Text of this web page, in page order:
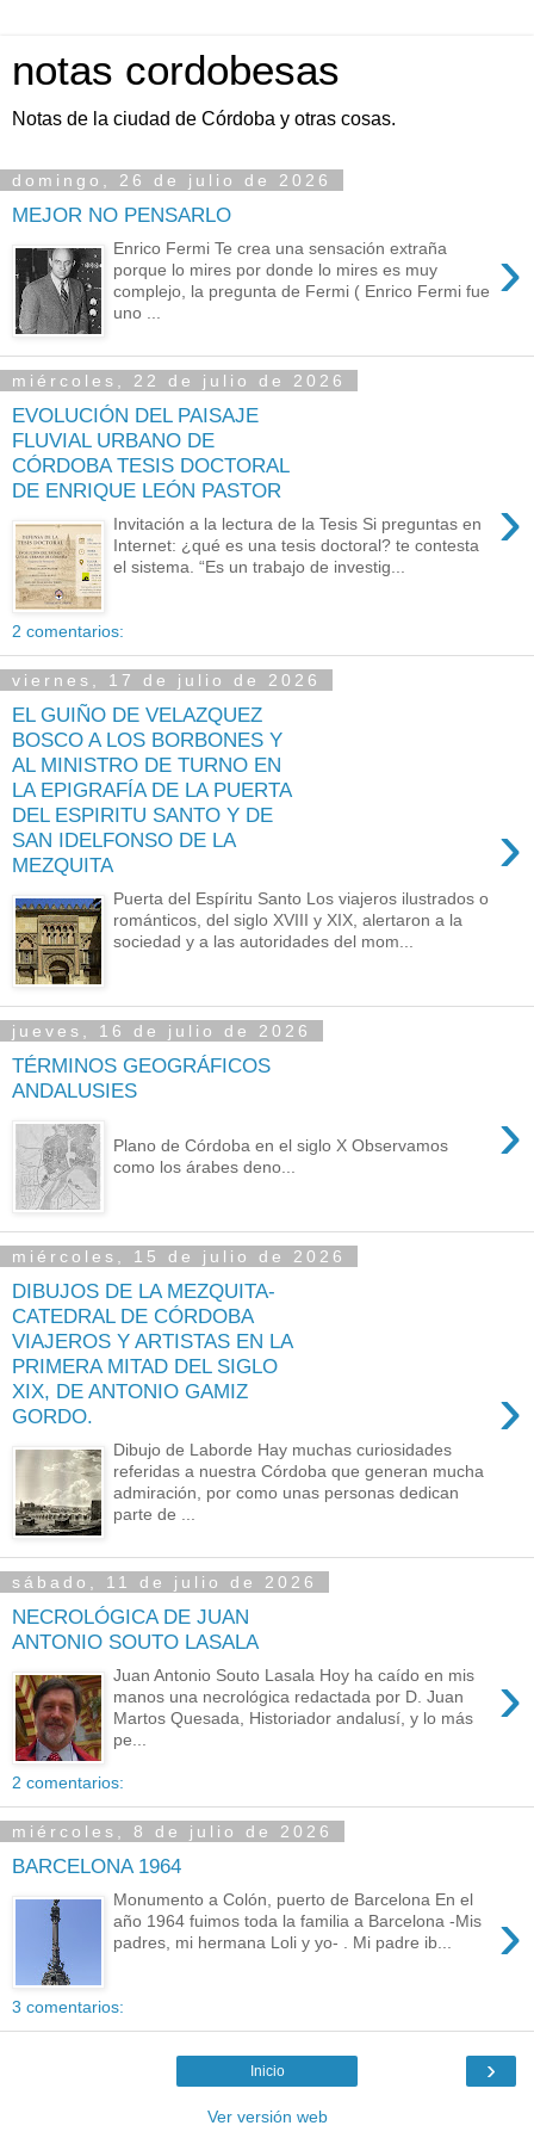
notas cordobesas
Notas de la ciudad de Córdoba y otras cosas.
domingo, 26 de julio de 2026
MEJOR NO PENSARLO
›
Enrico Fermi Te crea una sensación extraña
porque lo mires por donde lo mires es muy
complejo, la pregunta de Fermi ( Enrico Fermi fue
uno ...
miércoles, 22 de julio de 2026
EVOLUCIÓN DEL PAISAJE
FLUVIAL URBANO DE
CÓRDOBA TESIS DOCTORAL
DE ENRIQUE LEÓN PASTOR
›
Invitación a la lectura de la Tesis Si preguntas en
Internet: ¿qué es una tesis doctoral? te contesta
el sistema. “Es un trabajo de investig...
2 comentarios:
viernes, 17 de julio de 2026
EL GUIÑO DE VELAZQUEZ
BOSCO A LOS BORBONES Y
AL MINISTRO DE TURNO EN
LA EPIGRAFÍA DE LA PUERTA
DEL ESPIRITU SANTO Y DE
SAN IDELFONSO DE LA
MEZQUITA
›
Puerta del Espíritu Santo Los viajeros ilustrados o
románticos, del siglo XVIII y XIX, alertaron a la
sociedad y a las autoridades del mom...
jueves, 16 de julio de 2026
TÉRMINOS GEOGRÁFICOS
ANDALUSIES
›
Plano de Córdoba en el siglo X Observamos
como los árabes deno...
miércoles, 15 de julio de 2026
DIBUJOS DE LA MEZQUITA-
CATEDRAL DE CÓRDOBA
VIAJEROS Y ARTISTAS EN LA
PRIMERA MITAD DEL SIGLO
XIX, DE ANTONIO GAMIZ
GORDO.
›
Dibujo de Laborde Hay muchas curiosidades
referidas a nuestra Córdoba que generan mucha
admiración, por como unas personas dedican
parte de ...
sábado, 11 de julio de 2026
NECROLÓGICA DE JUAN
ANTONIO SOUTO LASALA
›
Juan Antonio Souto Lasala Hoy ha caído en mis
manos una necrológica redactada por D. Juan
Martos Quesada, Historiador andalusí, y lo más
pe...
2 comentarios:
miércoles, 8 de julio de 2026
BARCELONA 1964
›
Monumento a Colón, puerto de Barcelona En el
año 1964 fuimos toda la familia a Barcelona -Mis
padres, mi hermana Loli y yo- . Mi padre ib...
3 comentarios:
›
Inicio
Ver versión web